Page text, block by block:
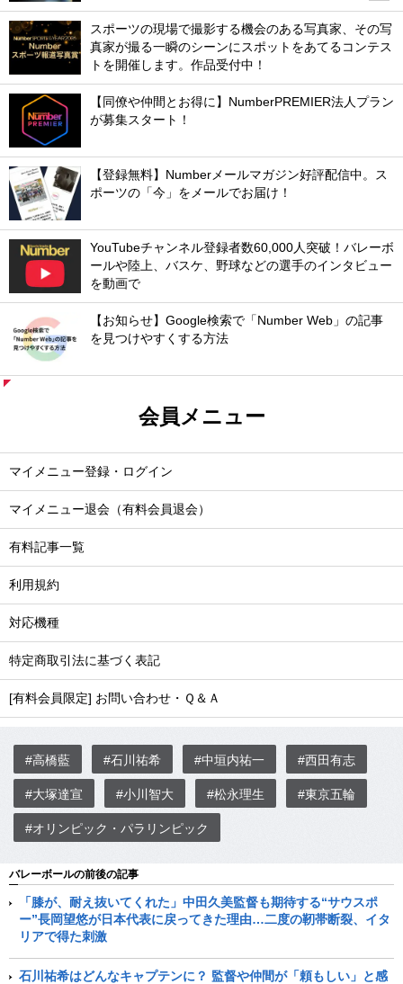
スポーツの現場で撮影する機会のある写真家、その写
真家が撮る一瞬のシーンにスポットをあてるコンテス
トを開催します。作品受付中！
【同僚や仲間とお得に】NumberPREMIER法人プラン
が募集スタート！
【登録無料】Numberメールマガジン好評配信中。ス
ポーツの「今」をメールでお届け！
YouTubeチャンネル登録者数60,000人突破！バレーボ
ールや陸上、バスケ、野球などの選手のインタビュー
を動画で
【お知らせ】Google検索で「Number Web」の記事
を見つけやすくする方法
会員メニュー
マイメニュー登録・ログイン
マイメニュー退会（有料会員退会）
有料記事一覧
利用規約
対応機種
特定商取引法に基づく表記
[有料会員限定] お問い合わせ・Ｑ＆Ａ
#高橋藍 #石川祐希 #中垣内祐一 #西田有志
#大塚達宣 #小川智大 #松永理生 #東京五輪
#オリンピック・パラリンピック
バレーボールの前後の記事
「膝が、耐え抜いてくれた」中田久美監督も期待する“サウスポ
ー”長岡望悠が日本代表に戻ってきた理由…二度の靭帯断裂、イタ
リアで得た刺激
石川祐希はどんなキャプテンに？ 監督や仲間が「頼もしい」と感